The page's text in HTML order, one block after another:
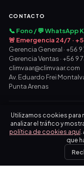
CONTACTO
📞 Fono / 💬 WhatsApp
🚨 Emergencia 24/7 ·
Gerencia General · +56
Gerencia Ventas · +56 9
climvaar@climvaar.com
Av. Eduardo Frei
Punta Arenas
Utilizamos cookies para
analizar el tráfico y
política de cookies aquí.
que